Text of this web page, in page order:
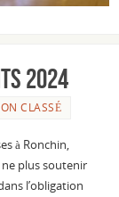
2024
CLASSÉ
à Ronchin,
ne plus soutenir
l’obligation